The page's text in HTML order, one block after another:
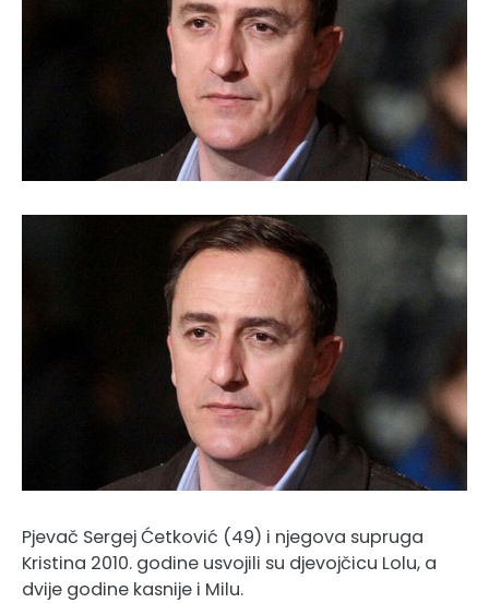
Pjevač Sergej Ćetković (49) i njegova supruga
Kristina 2010. godine usvojili su djevojčicu Lolu, a
dvije godine kasnije i Milu.